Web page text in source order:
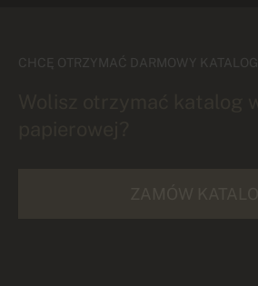
CHCĘ OTRZYMAĆ DARMOWY KATALOG